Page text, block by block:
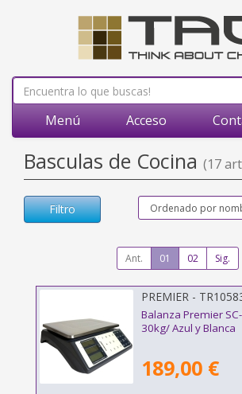
Menú Acceso
Basculas de Cocina (17
Filtro
Ant. 01 02 Sig.
PREMIER -
Balanza Premier
30kg/ Azul y Blanca
189,00 €